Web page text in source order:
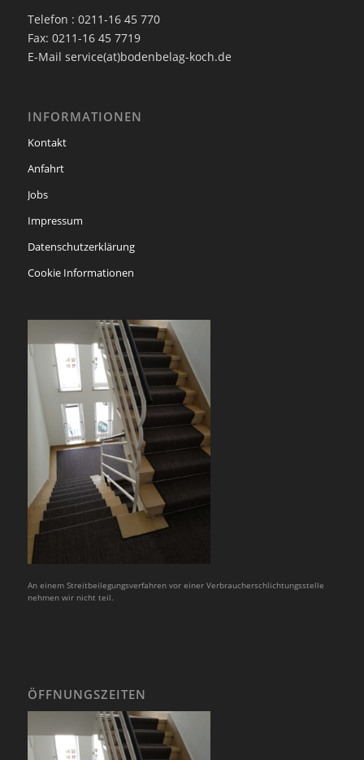
Telefon : 0211-16 45 770
Fax: 0211-16 45 7719
E-Mail service(at)bodenbelag-koch.de
INFORMATIONEN
Kontakt
Anfahrt
Jobs
Impressum
Datenschutzerklärung
Cookie Informationen
An einem Streitbeilegungsverfahren vor einer Verbraucherschlichtungsstelle
nehmen wir nicht teil.
ÖFFNUNGSZEITEN